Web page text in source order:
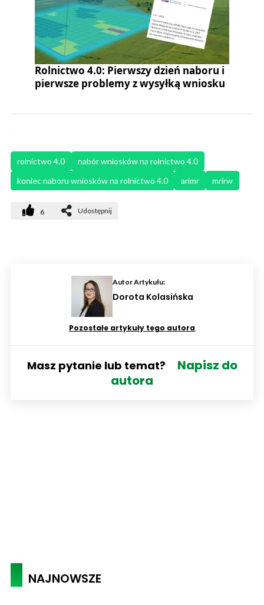
Rolnictwo 4.0: Pierwszy dzień naboru i
pierwsze problemy z wysyłką wniosku
rolnictwo 4.0
nabór wniosków na rolnictwo 4.0
koniec naboru wniosków na rolnictwo 4.0
arimr mrirw
6 Udostępnij
Autor Artykułu:
Dorota Kolasińska
Pozostałe artykuły tego autora
Masz pytanie lub temat?
Napisz do
autora
NAJNOWSZE